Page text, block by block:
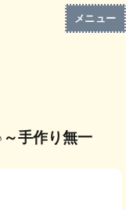
メニュー
手作り無一